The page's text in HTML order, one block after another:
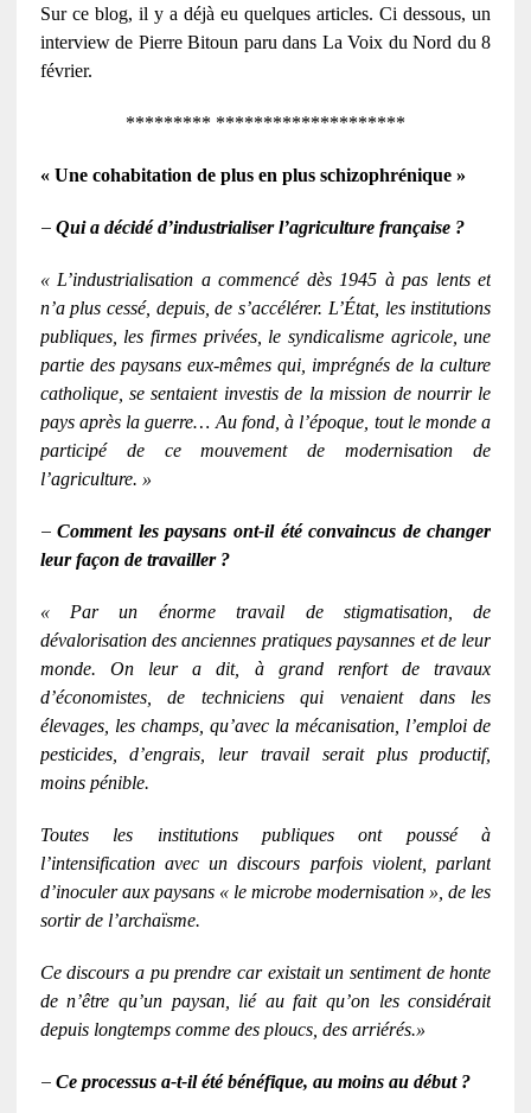
Sur ce blog, il y a déjà eu quelques articles. Ci dessous, un
interview de Pierre Bitoun paru dans La Voix du Nord du 8
février.
********* ********************
« Une cohabitation de plus en plus schizophrénique »
– Qui a décidé d’industrialiser l’agriculture française ?
« L’industrialisation a commencé dès 1945 à pas lents et
n’a plus cessé, depuis, de s’accélérer. L’État, les institutions
publiques, les firmes privées, le syndicalisme agricole, une
partie des paysans eux-mêmes qui, imprégnés de la culture
catholique, se sentaient investis de la mission de nourrir le
pays après la guerre… Au fond, à l’époque, tout le monde a
participé de ce mouvement de modernisation de
l’agriculture. »
–Comment les paysans ont-il été convaincus de changer
leur façon de travailler ?
« Par un énorme travail de stigmatisation, de
dévalorisation des anciennes pratiques paysannes et de leur
monde. On leur a dit, à grand renfort de travaux
d’économistes, de techniciens qui venaient dans les
élevages, les champs, qu’avec la mécanisation, l’emploi de
pesticides, d’engrais, leur travail serait plus productif,
moins pénible.
Toutes les institutions publiques ont poussé à
l’intensification avec un discours parfois violent, parlant
d’inoculer aux paysans « le microbe modernisation », de les
sortir de l’archaïsme.
Ce discours a pu prendre car existait un sentiment de honte
de n’être qu’un paysan, lié au fait qu’on les considérait
depuis longtemps comme des ploucs, des arriérés.»
– Ce processus a-t-il été bénéfique, au moins au début ?